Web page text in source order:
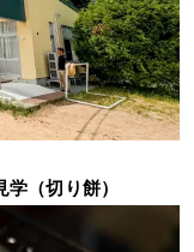
（切り餅）